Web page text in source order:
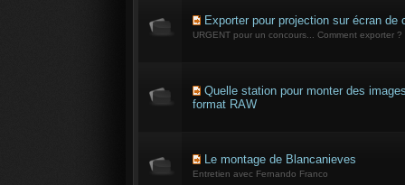
Exporter pour projection sur écran de
URGENT pour un concours... Comment exporter ?
Quelle station pour monter des
format RAW
Le montage de Blancanieves
Entretien avec Fernando Franco